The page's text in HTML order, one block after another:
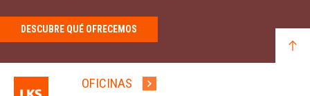
DESCUBRE QUÉ OFRECEMOS
OFICINAS